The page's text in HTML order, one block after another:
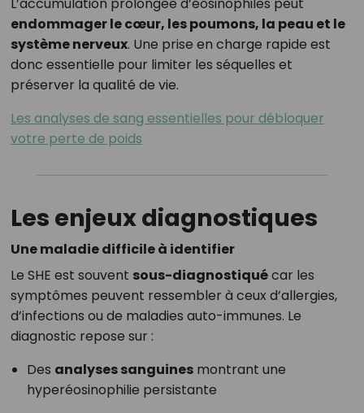
L’accumulation prolongée d’éosinophiles peut
endommager le cœur, les poumons, la peau et le
système nerveux. Une prise en charge rapide est
donc essentielle pour limiter les séquelles et
préserver la qualité de vie.
Les analyses de sang essentielles pour débloquer
votre perte de poids
Les enjeux diagnostiques
Une maladie difficile à identifier
Le SHE est souvent sous-diagnostiquécar les
symptômes peuvent ressembler à ceux d’allergies,
d’infections ou de maladies auto-immunes. Le
diagnostic repose sur :
Des analyses sanguinesmontrant une
hyperéosinophilie persistante